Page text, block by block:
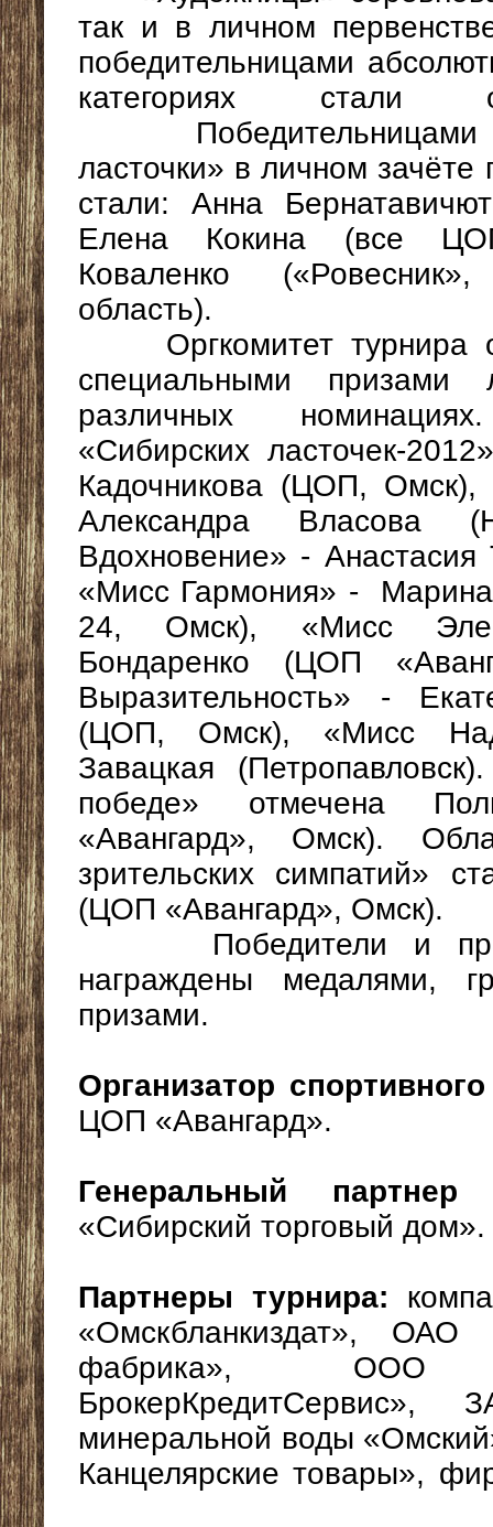
так и в личном
победительницами
категориях стали
Победительницами
ласточки» в личном
стали: Анна
Елена Кокина (все
Коваленко
область).
Оргкомитет турнира
специальными призами
различных
«Сибирских ласточек-
Кадочникова (ЦОП,
Александра Власова
Вдохновение» -
«Мисс Гармония» -
24, Омск), «Мисс
Бондаренко (ЦОП
Выразительность» -
(ЦОП, Омск), «Мисс
Завацкая
победе» отмечена
«Авангард», Омск).
зрительских симпатий»
(ЦОП «Авангард», Омск).
Победители и
награждены медалями,
призами.
Организатор
ЦОП «Авангард».
Генеральный партнер
«Сибирский торговый дом».
Партнеры турнира:
«Омскбланкиздат», ОАО
фабрика»,
минеральной воды
Канцелярские товары»,